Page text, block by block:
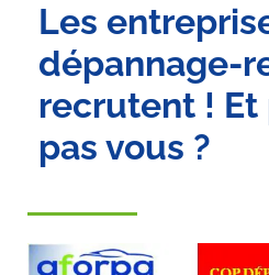
Les
dépannage-
recrutent !
pas vous ?